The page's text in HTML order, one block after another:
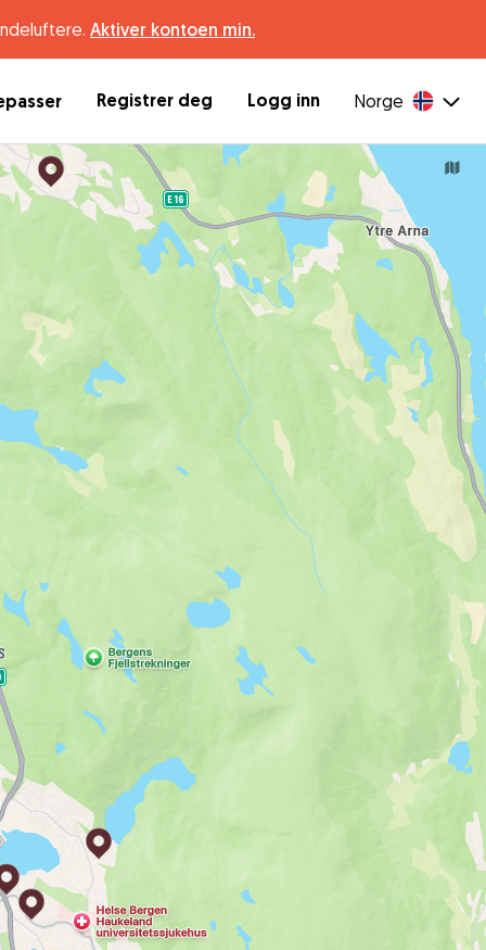
Aktiver kontoen min.
Registrer deg Logg inn Norge